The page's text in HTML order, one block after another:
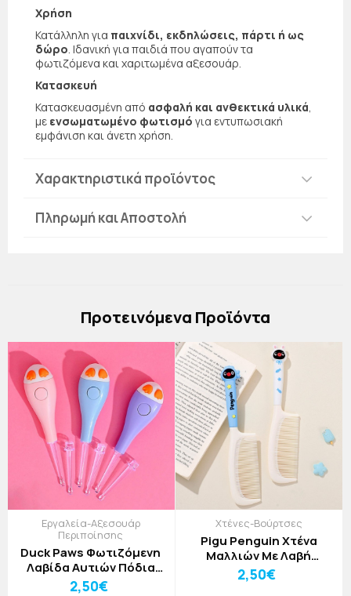
Χρήση
Κατάλληλη για παιχνίδι, εκδηλώσεις, πάρτι ή ως
δώρο. Ιδανική για παιδιά που αγαπούν τα
φωτιζόμενα και χαριτωμένα αξεσουάρ.
Κατασκευή
Κατασκευασμένη από ασφαλή και ανθεκτικά υλικά,
με ενσωματωμένο φωτισμό για εντυπωσιακή
εμφάνιση και άνετη χρήση.
Χαρακτηριστικά προϊόντος
Πληρωμή και Αποστολή
Πρoτεινόμενα Προϊόντα
Εργαλεία-Αξεσουάρ
Περιποίησης
Duck Paws Φωτιζόμενη
Λαβίδα Αυτιών Πόδια
Πάπιας Μωβ
2,50€
Χτένες-Βούρτσες
Pigu Penguin Χτένα
Μαλλιών Με Λαβή
Πιγκουίνος Λευκό
Κουνελάκι
2,50€